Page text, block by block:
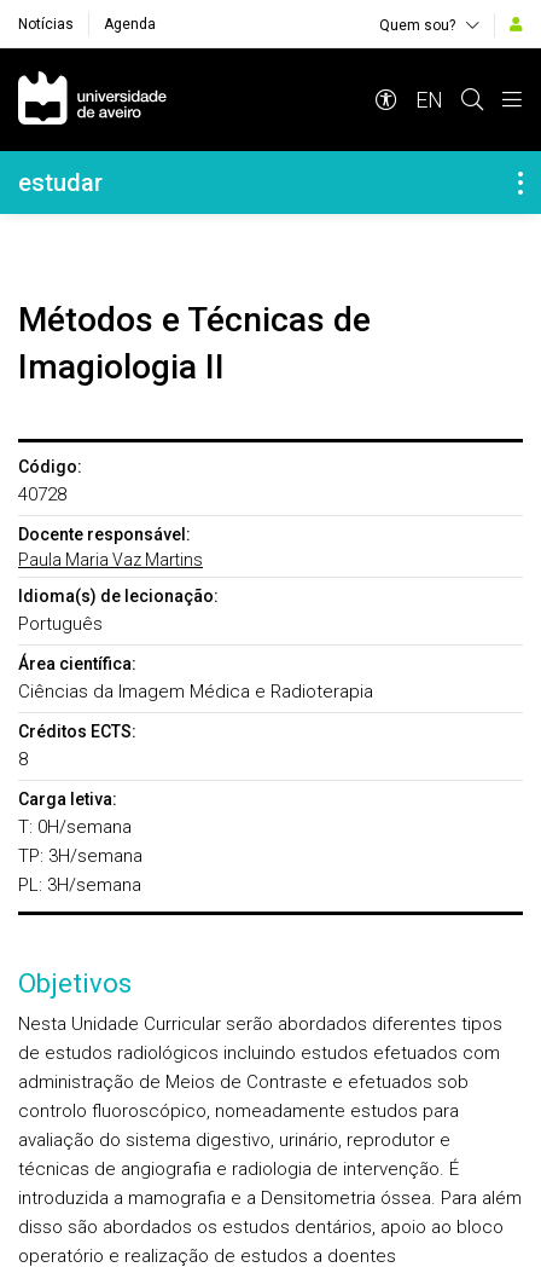
Notícias Agenda Quem sou?
Navegação Principal
EN
Navegação Lateral
estudar
Métodos e Técnicas de
Imagiologia II
Código:
40728
Docente responsável:
Paula Maria Vaz Martins
Idioma(s) de lecionação:
Português
Área científica:
Ciências da Imagem Médica e Radioterapia
Créditos ECTS:
8
Carga letiva:
T: 0H/semana
TP: 3H/semana
PL: 3H/semana
Objetivos
Nesta Unidade Curricular serão abordados diferentes tipos
de estudos radiológicos incluindo estudos efetuados com
administração de Meios de Contraste e efetuados sob
controlo fluoroscópico, nomeadamente estudos para
avaliação do sistema digestivo, urinário, reprodutor e
técnicas de angiografia e radiologia de intervenção. É
introduzida a mamografia e a Densitometria óssea. Para além
disso são abordados os estudos dentários, apoio ao bloco
operatório e realização de estudos a doentes